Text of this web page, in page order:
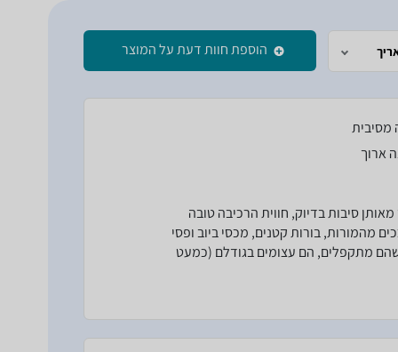
הוספת חוות דעת על המוצר
מסיבית
ארוך
סיבות בדיוק, חווית הרכיבה טובה
מהמורות, בורות קטנים, מכסי ביוב ופסי
מתקפלים, הם עצומים בגודלם (כמעט